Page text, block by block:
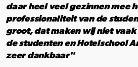
daar heel veel gezinnen mee
professionaliteit van de
groot, dat maken wij niet vaak
de studenten en Hotelschool
zeer dankbaar"